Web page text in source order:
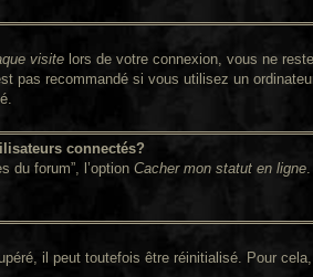
visite lors de votre connexion, vous ne
pas recommandé si vous utilisez un
connectés?
du forum”, l’option Cacher mon statut en ligne
il peut toutefois être réinitialisé. Pour